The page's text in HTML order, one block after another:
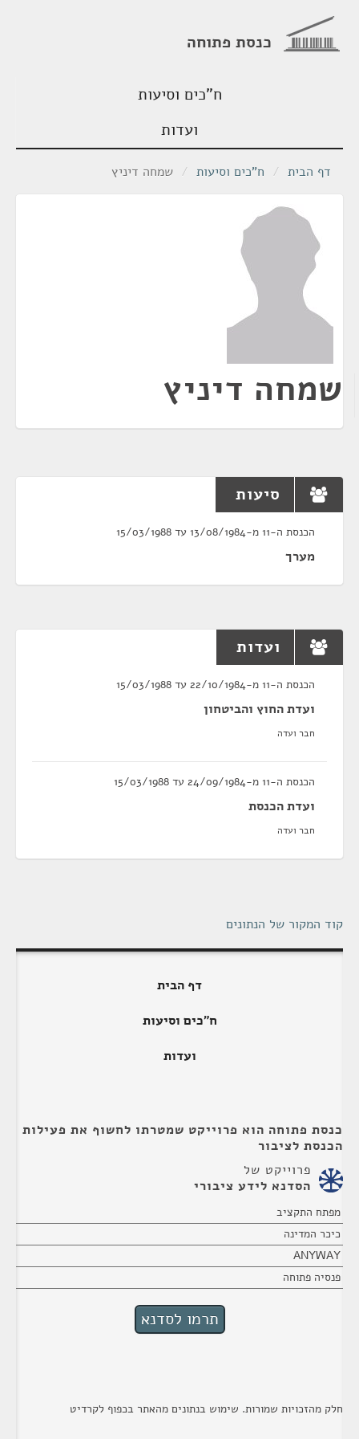
כנסת פתוחה
ח"כים וסיעות
ועדות
דף הבית / ח"כים וסיעות / שמחה דיניץ
שמחה דיניץ
סיעות
הכנסת ה-11 מ-13/08/1984 עד 15/03/1988
מערך
ועדות
הכנסת ה-11 מ-22/10/1984 עד 15/03/1988
ועדת החוץ והביטחון
חבר ועדה
הכנסת ה-11 מ-24/09/1984 עד 15/03/1988
ועדת הכנסת
חבר ועדה
קוד המקור של הנתונים
דף הבית
ח"כים וסיעות
ועדות
כנסת פתוחה הוא פרוייקט שמטרתו לחשוף את פעילות
הכנסת לציבור
פרוייקט של
הסדנא לידע ציבורי
מפתח התקציב
כיכר המדינה
ANYWAY
פנסיה פתוחה
חלק מהזכויות שמורות. שימוש בנתונים מהאתר בכפוף לקרדיט